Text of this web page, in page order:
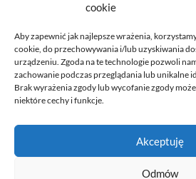
cookie
Aby zapewnić jak najlepsze wrażenia,
cookie, do przechowywania i/lub uzyskiwania
urządzeniu. Zgoda na te technologie pozwoli
zachowanie podczas przeglądania lub unikalne
Brak wyrażenia zgody lub wycofanie zgody
niektóre cechy i funkcje.
Akceptuję
Odmów
zdrowie
© 2026 Only You - portal dla kobiet
opracowanie:AZDOBRESTRONY